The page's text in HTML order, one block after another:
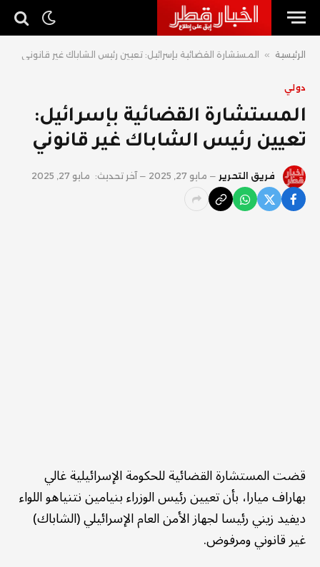
الرئيسية » المستشارة القضائية بإسرائيل: تعيين رئيس الشاباك غير قانوني
دولي
المستشارة القضائية بإسرائيل:
تعيين رئيس الشاباك غير قانوني
فريق التحرير مايو 27, 2025 آخر تحديث: مايو 27, 2025
قضت المستشارة القضائية للحكومة الإسرائيلية غالي
بهاراف ميارا، بأن تعيين رئيس الوزراء بنيامين نتنياهو اللواء
ديفيد زيني رئيسا لجهاز الأمن العام الإسرائيلي (الشاباك)
غير قانوني ومرفوض.